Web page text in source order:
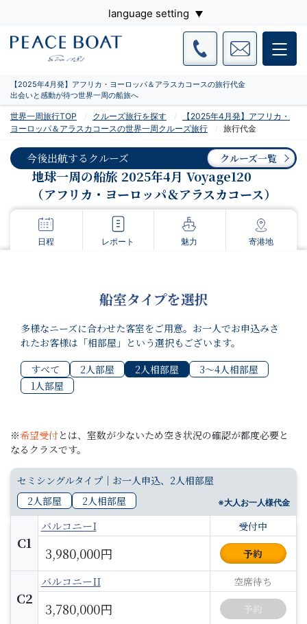
language setting
【2025年4月発】アフリカ・ヨーロッパ＆アラスカコースの旅行代金
出会いと感動が待つ世界一周の船旅へ
世界一周旅行TOP クルーズ旅行を探す
【2025年4月発】アフリカ・
ヨーロッパ＆アラスカコースの世界一周クルーズ旅行
旅行代金
今後出航するクルーズ クルーズ一覧
地球一周の船旅 2025年4月 Voyage120
（アフリカ・ヨーロッパ＆アラスカコース）
日程 レポート 魅力 寄港地
船室タイプを選択
多様なニーズに合わせた客室をご用意。お一人でお申込みさ
れたお客様は「相部屋」という選択もございます。
すべて
2人部屋 2人相部屋
3〜4人相部屋
1人部屋
※希望受付とは、室数が少ないため空き状況の確認が都度必要と
なるクラスです。
2人部屋 2人相部屋
セミシングルタイプ｜お一人申込、2人相部屋
※大人お一人様代金
C1
バルコニーI 受付中
3,980,000円 予約
C2
バルコニーII 空席待ち
3,780,000円